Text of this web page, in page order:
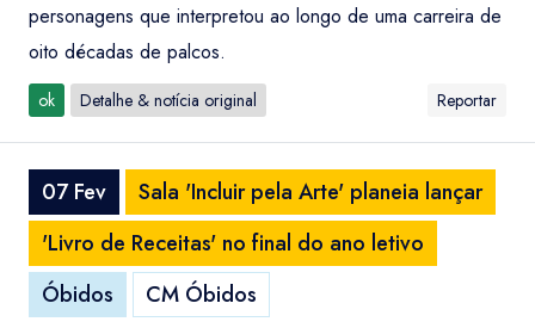
personagens que interpretou ao longo de uma carreira de
oito décadas de palcos.
ok Detalhe & notícia original Reportar
07 Fev
Sala 'Incluir pela Arte' planeia lançar
'Livro de Receitas' no final do ano letivo
Óbidos
CM Óbidos